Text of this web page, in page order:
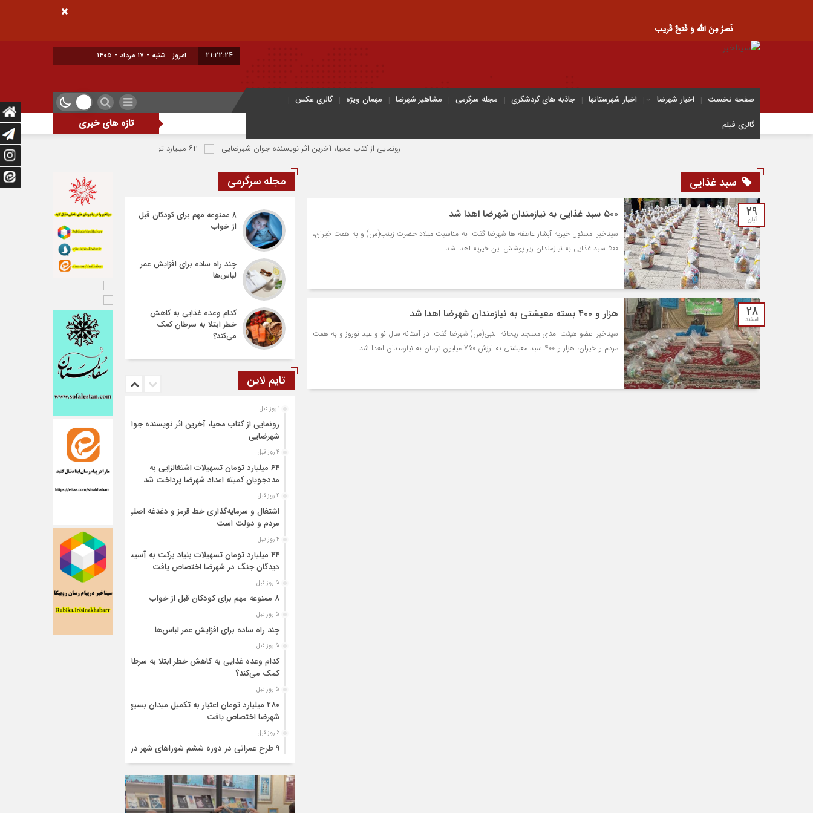
نَصرُ مِنَ الله وَ فَتحٌ قَریب
21:22:25 امروز : شنبه - ۱۷ مرداد - ۱۴۰۵
صفحه نخست اخبار شهرضا اخبار شهرستانها جاذبه های گردشگری مجله سرگرمی مشاهیر شهرضا مهمان ویژه
گالری عکس
گالری فیلم
تازه های خبری
رونمایی از کتاب محیا، آخرین اثر نویسنده جوان شهرضایی ۶۴ میلیارد تومان تسهیلات اشتغالزایی به مددجویان کمیته امداد شهرضا پرداخت شد
سبد غذایی
29
آبان ۵۰۰ سبد غذایی به نیازمندان شهرضا اهدا شد
سیناخبر- مسئول خیریه آبشار عاطفه ها شهرضا گفت: به مناسبت میلاد حضرت زینب(س) و به همت خیران،
500 سبد غذایی به نیازمندان زیر پوشش این خیریه اهدا شد.
28
اسفند هزار و ۴۰۰ بسته معیشتی به نیازمندان شهرضا اهدا شد
سیناخبر- عضو هیئت امنای مسجد ریحانه النبی(س) شهرضا گفت: در آستانه سال نو و عید نوروز و به همت
مردم و خیران، هزار و 400 سبد معیشتی به ارزش 750 میلیون تومان به نیازمندان اهدا شد.
مجله سرگرمی
۸ ممنوعه مهم برای کودکان قبل
از خواب
چند راه ساده برای افزایش عمر
لباس‌ها
کدام وعده غذایی به کاهش
خطر ابتلا به سرطان کمک
می‌کند؟
تایم لاین
1 روز قبل
رونمایی از کتاب محیا، آخرین اثر نویسنده جوان
شهرضایی
4 روز قبل
۶۴ میلیارد تومان تسهیلات اشتغالزایی به
مددجویان کمیته امداد شهرضا پرداخت شد
4 روز قبل
اشتغال و سرمایه‌گذاری خط قرمز و دغدغه اصلی
مردم و دولت است
4 روز قبل
۴۴ میلیارد تومان تسهیلات بنیاد برکت به آسیب
دیدگان جنگ در شهرضا اختصاص یافت
5 روز قبل
۸ ممنوعه مهم برای کودکان قبل از خواب
5 روز قبل
چند راه ساده برای افزایش عمر لباس‌ها
5 روز قبل
کدام وعده غذایی به کاهش خطر ابتلا به سرطان
کمک می‌کند؟
5 روز قبل
۲۸۰ میلیارد تومان اعتبار به تکمیل میدان بسیج
شهرضا اختصاص یافت
6 روز قبل
۹ طرح عمرانی در دوره ششم شوراهای شهر در
شهرضا تکمیل شد
6 روز قبل
6 روز قبل